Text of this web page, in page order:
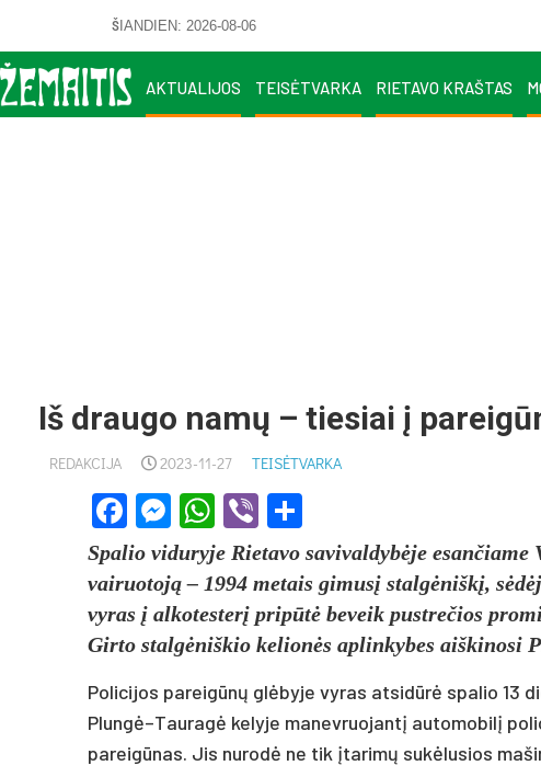
ŠIANDIEN: 2026-08-06
AKTUALIJOS TEISĖTVARKA RIETAVO KRAŠTAS
Iš draugo namų – tiesiai į
REDAKCIJA 2023-11-27 TEISĖTVARKA
Facebook
Messenger
WhatsApp
Viber
Spalio viduryje Rietavo savivaldybėje
vairuotoją – 1994 metais gimusį stalgėniškį,
vyras į alkotesterį pripūtė beveik pustrečios
Girto stalgėniškio kelionės aplinkybes aiškinosi
Policijos pareigūnų glėbyje vyras atsidūrė spalio 13
Plungė–Tauragė kelyje manevruojantį automobilį
pareigūnas. Jis nurodė ne tik įtarimų sukėlusios